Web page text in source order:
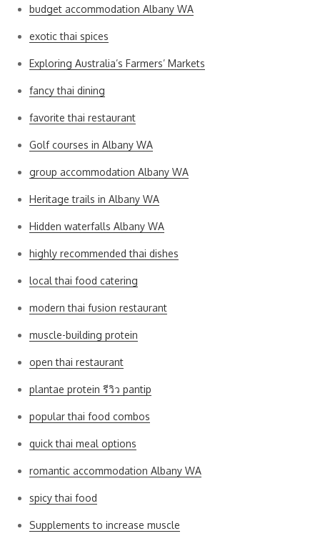
budget accommodation Albany WA
exotic thai spices
Exploring Australia’s Farmers’ Markets
fancy thai dining
favorite thai restaurant
Golf courses in Albany WA
group accommodation Albany WA
Heritage trails in Albany WA
Hidden waterfalls Albany WA
highly recommended thai dishes
local thai food catering
modern thai fusion restaurant
muscle-building protein
open thai restaurant
plantae protein รีวิว pantip
popular thai food combos
quick thai meal options
romantic accommodation Albany WA
spicy thai food
Supplements to increase muscle